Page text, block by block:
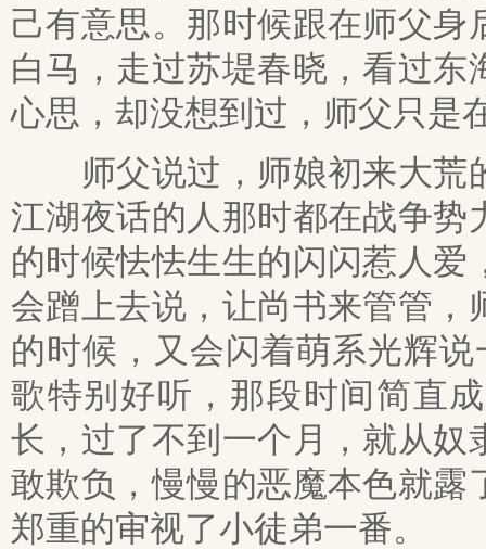
己有意思。那时候跟在师父
白马，走过苏堤春晓，看过
心思，却没想到过，师父只是
师父说过，师娘初来大荒
江湖夜话的人那时都在战争
的时候怯怯生生的闪闪惹人
会蹭上去说，让尚书来管管
的时候，又会闪着萌系光辉
歌特别好听，那段时间简直
长，过了不到一个月，就从
敢欺负，慢慢的恶魔本色就
郑重的审视了小徒弟一番。